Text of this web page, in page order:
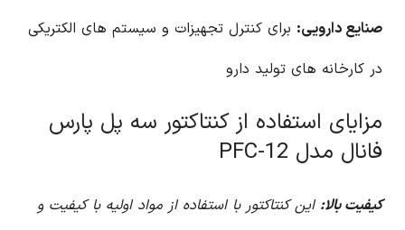
صنایع دارویی: برای کنترل تجهیزات و سیستم های الکتریکی
در کارخانه های تولید دارو
مزایای استفاده از کنتاکتور سه پل پارس
فانال مدل PFC-12
کیفیت بالا: این کنتاکتور با استفاده از مواد اولیه با کیفیت و